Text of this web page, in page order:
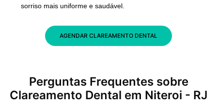
sorriso mais uniforme e saudável.
AGENDAR CLAREAMENTO DENTAL
Perguntas Frequentes sobre
Clareamento Dental em Niteroi - RJ